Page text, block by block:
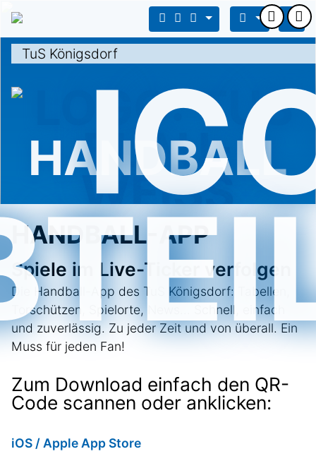
HANDBALL
HANDBALL-APP
Spiele im Live-Ticker verfolgen
Die Handball-App des TuS Königsdorf: Tabellen,
Torschützen, Spiel­orte, News… Schnell, einfach
und zuverlässig. Zu jeder Zeit und von überall. Ein
Muss für jeden Fan!
Zum Download einfach den QR-
Code scannen oder anklicken:
iOS / Apple App Store